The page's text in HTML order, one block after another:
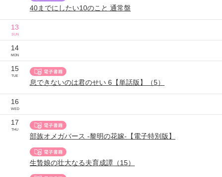
40までにしたい10のこと 通常盤
13
SUN
14
MON
15
TUE
息できないのは君のせい 6【単話版】（5）
16
WED
17
THU
部族オメガバース -黎明の花嫁-【電子特別版】
生贄娘の壮大なる夫育成譚（15）